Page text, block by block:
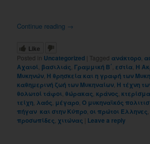
Continue reading →
Like
Posted in Uncategorized | Tagged ανάκτορο
Αχαιοί βασιλιάς Γραμμική Β΄ εστία Η
Μυκηνών Η θρησκεία και η γραφή των
καθημερινή ζωή των Μυκηναίων Η τέχνη
θολωτοί τάφοι θώρακας κράνος
τείχη λαός μέγαρο ,Ο μυκηναϊκός
πήγαν και στην Κύπρο ,οι πρώτοι Έλληνες
προσωπίδες χιτώνας | Leave a reply